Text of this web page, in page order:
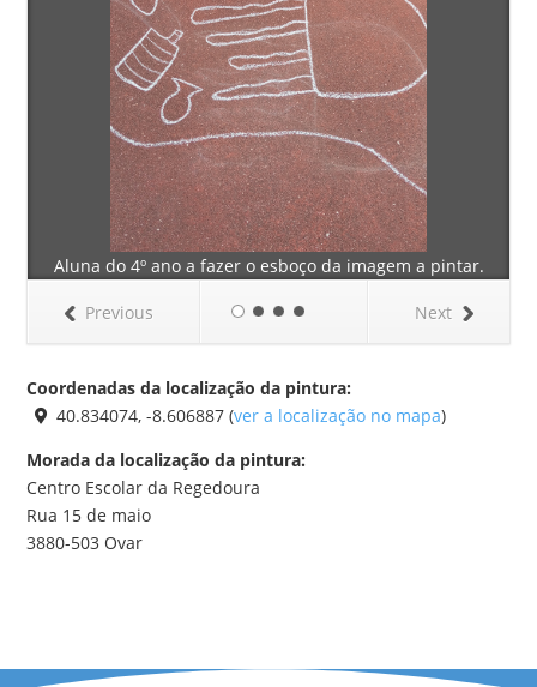
Aluna do 4º ano a fazer o esboço da imagem a pintar.
Next
Previous
Coordenadas da localização da pintura:
40.834074, -8.606887 (ver a localização no mapa)
Morada da localização da pintura:
Centro Escolar da Regedoura
Rua 15 de maio
3880-503 Ovar